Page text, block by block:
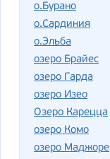
о.Бурано
о.Сардиния
о.Эльба
озеро Брайес
озеро Гарда
озеро Изео
Озеро Карецца
озеро Комо
озеро Маджоре